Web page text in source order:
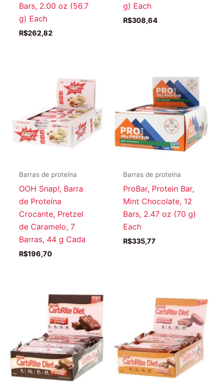
Bars, 2.00 oz (56.7
g) Each
R$262,82
g) Each
R$308,64
Barras de proteína
OOH Snap!, Barra
de Proteína
Crocante, Pretzel
de Caramelo, 7
Barras, 44 g Cada
R$196,70
Barras de proteína
ProBar, Protein Bar,
Mint Chocolate, 12
Bars, 2.47 oz (70 g)
Each
R$335,77